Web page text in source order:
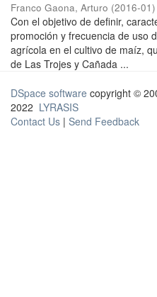
Franco Gaona, Arturo (2016-01)
Con el objetivo de definir,
promoción y frecuencia de uso
agrícola en el cultivo de maíz,
de Las Trojes y Cañada ...
DSpace software copyright ©
2022 LYRASIS
Contact Us | Send Feedback